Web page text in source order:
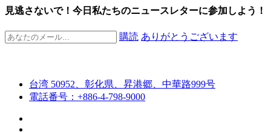
見逃さないで！今日私たちのニュースレターに参加しよう！
購読 ありがとうございます
台湾 50952、彰化県、昇港郷、中華路999号
電話番号：+886-4-798-9000